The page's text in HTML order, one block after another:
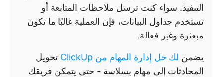
التنفيذ. سواء كنت ترسل ملاحظات المتابعة أو
تستخدم جداول البيانات، فإن العملية غالبًا ما تكون
مبعثرة وغير فعالة.
يضمن لك حل إدارة المهام من ClickUp
تحويل
المحادثات إلى مهام بسلاسة - حتى يتمكن فريقك